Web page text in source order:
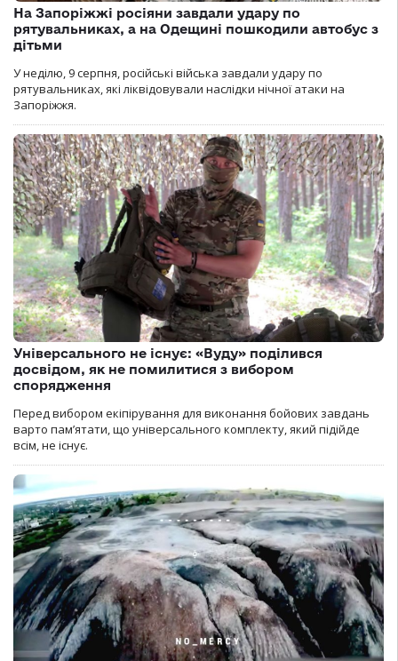
На Запоріжжі росіяни завдали удару по
рятувальниках, а на Одещині пошкодили автобус з
дітьми
У неділю, 9 серпня, російські війська завдали удару по
рятувальниках, які ліквідовували наслідки нічної атаки на
Запоріжжя.
Універсального не існує: «Вуду» поділився
досвідом, як не помилитися з вибором
спорядження
Перед вибором екіпірування для виконання бойових завдань
варто пам’ятати, що універсального комплекту, який підійде
всім, не існує.